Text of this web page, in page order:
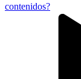
contenidos?